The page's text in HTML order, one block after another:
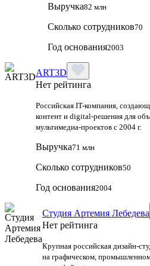
Выручка82 млн
Сколько сотрудников70
Год основания2003
ART3D
Нет рейтинга
Российская IT-компания,
контент и digital-решения для
мультимедиа-проектов с 2004 г.
Выручка71 млн
Сколько сотрудников50
Год основания2004
Студия Артемия Лебедева
Нет рейтинга
Крупная российская
на графическом,